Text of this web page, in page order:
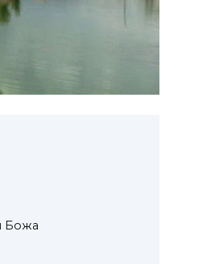
Божа